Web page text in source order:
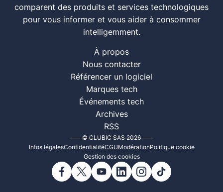
comparent des produits et services technologiques
pour vous informer et vous aider à consommer
intelligemment.
À propos
Nous contacter
Référencer un logiciel
Marques tech
Événements tech
Archives
RSS
© CLUBIC SAS 2026
Infos légalesConfidentialitéCGUModérationPolitique cookie
Gestion des cookies